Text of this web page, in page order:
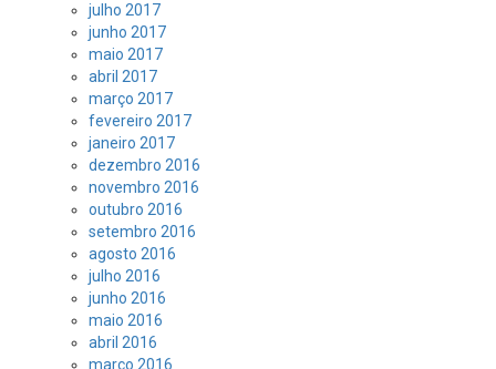
julho 2017
junho 2017
maio 2017
abril 2017
março 2017
fevereiro 2017
janeiro 2017
dezembro 2016
novembro 2016
outubro 2016
setembro 2016
agosto 2016
julho 2016
junho 2016
maio 2016
abril 2016
março 2016